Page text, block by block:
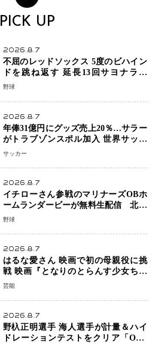
PICK UP
2026.8.7
不屈のレッドソックス 5度のビハイン
ドを跳ね返す 延長13回サヨナラ勝
ち 吉田正尚選手も2安打1打点で貢献 4
野球
2026.8.7
年俸31億円にグッズ売上20％…サラー
がトラブゾンスポル加入 世界サッカ
ーは「五大リーグ一強」から新時代へ
サッカー
2026.8.7
イチローさん参戦のマリナーズOBホ
ームランダービーが無料生配信 北米
ならではの“魅せる興行”に世界が注目
野球
2026.8.7
はるな愛さん 映画で初の母親役に挑
戦 映画『となりのとらんす少女ちゃ
ん』11月7日公開 未来の自分との対話
芸能
2026.8.7
野杁正明選手 海人選手が計量＆ハイ
ドレーションテストをクリア「ONE